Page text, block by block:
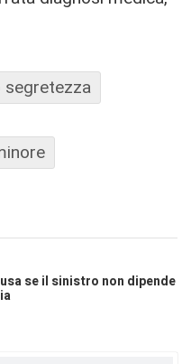
segretezza
se il sinistro non dipende